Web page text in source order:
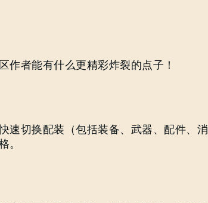
作者能有什么更精彩炸裂的点子！
速切换配装（包括装备、武器、配件、消
。